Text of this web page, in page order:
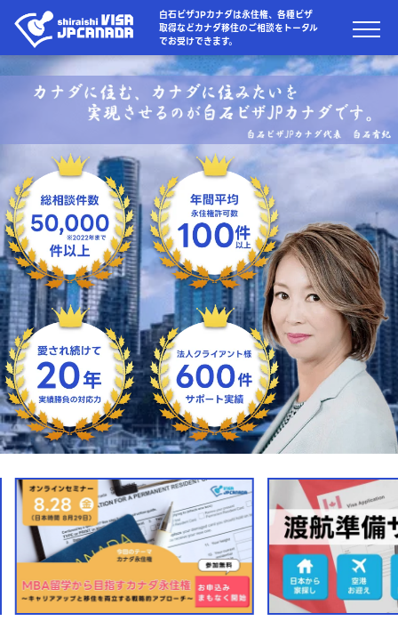
白石ビザJPカナダは永住権、各種ビザ
取得などカナダ移住のご相談をトータル
でお受けできます。